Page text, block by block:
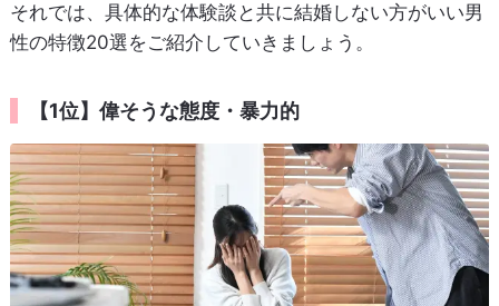
それでは、具体的な体験談と共に結婚しない方がいい男
性の特徴20選をご紹介していきましょう。
【1位】偉そうな態度・暴力的